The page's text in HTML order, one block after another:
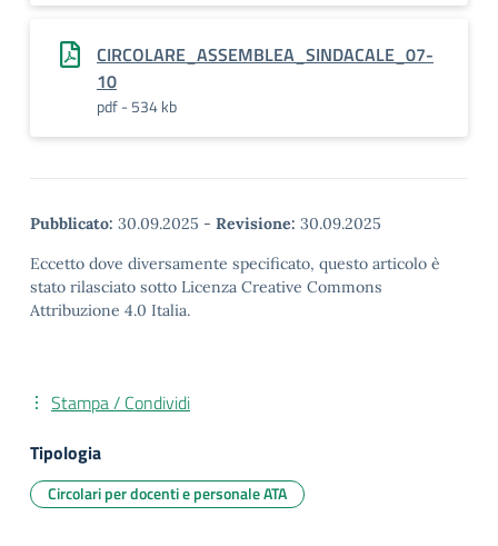
CIRCOLARE_ASSEMBLEA_SINDACALE_07-
10
pdf - 534 kb
Pubblicato: 30.09.2025 - Revisione: 30.09.2025
Eccetto dove diversamente specificato, questo articolo è
stato rilasciato sotto Licenza Creative Commons
Attribuzione 4.0 Italia.
Stampa / Condividi
Tipologia
Circolari per docenti e personale ATA